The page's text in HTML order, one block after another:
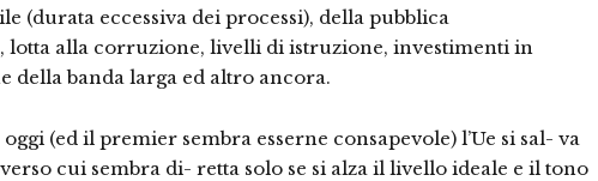
(durata eccessiva dei processi), della pubblica
lotta alla corruzione, livelli di istruzione, investimenti in
della banda larga ed altro ancora.
(ed il premier sembra esserne consapevole) l’Ue si sal- va
verso cui sembra di- retta solo se si alza il livello ideale e il tono